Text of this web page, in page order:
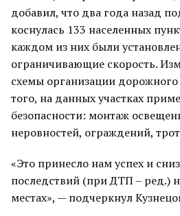
добавил, что два года назад
коснулась 133 населенных
каждом из них были
ограничивающие скорость.
схемы организации
того, на данных участках
безопасности: монтаж
неровностей, ограждений,
«Это принесло нам успех и
последствий (при ДТП – ред.)
местах», — подчеркнул